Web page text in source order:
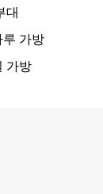
대
루 가방
가방